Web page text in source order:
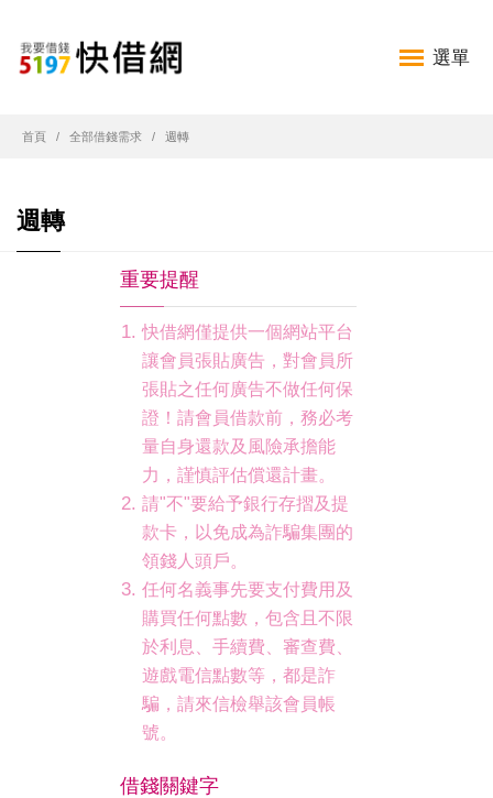
選單
首頁 全部借錢需求 週轉
週轉
重要提醒
快借網僅提供一個網站平台
讓會員張貼廣告，對會員所
張貼之任何廣告不做任何保
證！請會員借款前，務必考
量自身還款及風險承擔能
力，謹慎評估償還計畫。
請"不"要給予銀行存摺及提
款卡，以免成為詐騙集團的
領錢人頭戶。
任何名義事先要支付費用及
購買任何點數，包含且不限
於利息、手續費、審查費、
遊戲電信點數等，都是詐
騙，請來信檢舉該會員帳
號。
借錢關鍵字